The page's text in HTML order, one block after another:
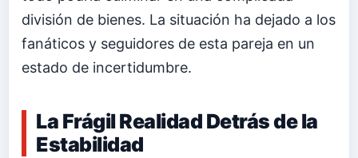
división de bienes. La situación ha dejado a los
fanáticos y seguidores de esta pareja en un
estado de incertidumbre.
La Frágil Realidad Detrás de la
Estabilidad